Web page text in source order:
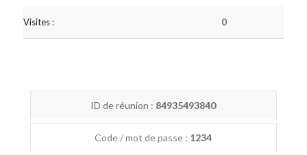
Visites : 0
ID de réunion : 84935493840
Code / mot de passe : 1234